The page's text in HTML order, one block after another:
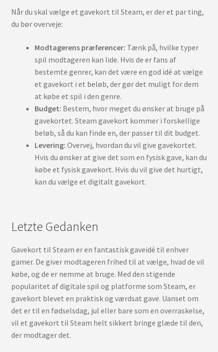
Når du skal vælge et gavekort til Steam, er der et par ting,
du bør overveje:
Modtagerens præferencer: Tænk på, hvilke typer
spil modtageren kan lide. Hvis de er fans af
bestemte genrer, kan det være en god idé at vælge
et gavekort i et beløb, der gør det muligt for dem
at købe et spil i den genre.
Budget: Bestem, hvor meget du ønsker at bruge på
gavekortet. Steam gavekort kommer i forskellige
beløb, så du kan finde en, der passer til dit budget.
Levering: Overvej, hvordan du vil give gavekortet.
Hvis du ønsker at give det som en fysisk gave, kan du
købe et fysisk gavekort. Hvis du vil give det hurtigt,
kan du vælge et digitalt gavekort.
Letzte Gedanken
Gavekort til Steam er en fantastisk gaveidé til enhver
gamer. De giver modtageren frihed til at vælge, hvad de vil
købe, og de er nemme at bruge. Med den stigende
popularitet af digitale spil og platforme som Steam, er
gavekort blevet en praktisk og værdsat gave. Uanset om
det er til en fødselsdag, jul eller bare som en overraskelse,
vil et gavekort til Steam helt sikkert bringe glæde til den,
der modtager det.